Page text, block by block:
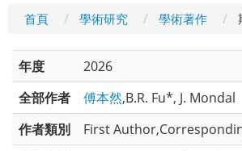
首頁 學術研究 學術著作
年度
2026
全部作者
傅本然,B.R. Fu*, J. Mondal
作者類別
First